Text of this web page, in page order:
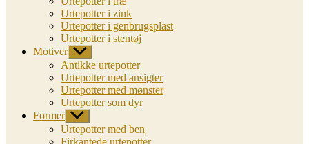
Urtepotter i zink
Urtepotter i genbrugsplast
Urtepotter i stentøj
Motiver Vis
undermenu
Antikke urtepotter
Urtepotter med ansigter
Urtepotter med mønster
Urtepotter som dyr
Former Vis
undermenu
Urtepotter med ben
Firkantede urtepotter